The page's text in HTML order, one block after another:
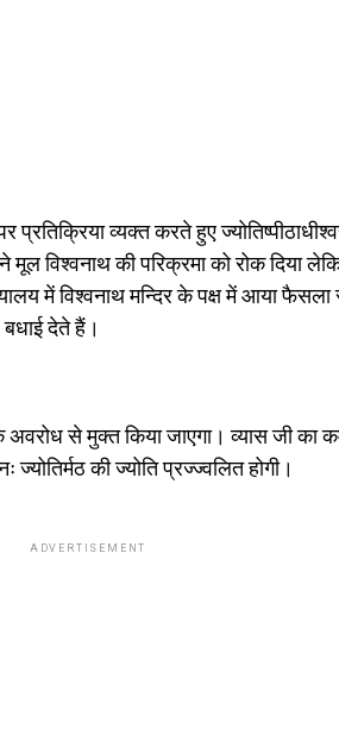
प्रतिक्रिया व्यक्त करते हुए
विश्वनाथ की परिक्रमा को रोक दिया
में विश्वनाथ मन्दिर के पक्ष में आया फैसला
देते हैं।
से मुक्त किया जाएगा। व्यास जी का
की ज्योति प्रज्ज्वलित होगी।
ADVERTISEMENT